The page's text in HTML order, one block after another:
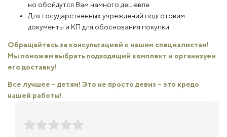
но обойдутся Вам намного дешевле
Для государственных учреждений подготовим
документы и КП для обоснования покупки
Обращайтесь за консультацией к нашим специалистам!
Мы поможем выбрать подходящий комплект и организуем
его доставку!
Все лучшее – детям! Это не просто девиз – это кредо
нашей работы!